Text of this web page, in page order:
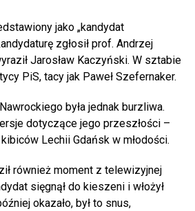
jako „kandydat
zgłosił prof. Andrzej
Jarosław Kaczyński. W sztabie
PiS, tacy jak Paweł Szefernaker.
była jednak burzliwa.
dotyczące jego przeszłości –
Lechii Gdańsk w młodości.
również moment z telewizyjnej
sięgnął do kieszeni i włożył
okazało, był to snus,